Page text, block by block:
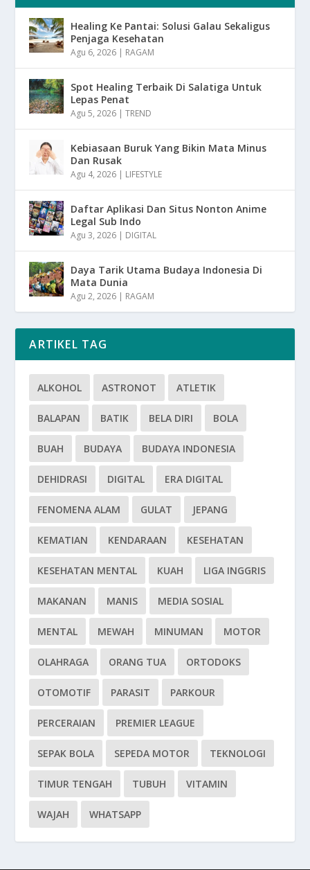
Healing Ke Pantai: Solusi Galau Sekaligus
Penjaga Kesehatan
Agu 6, 2026 | RAGAM
Spot Healing Terbaik Di Salatiga Untuk
Lepas Penat
Agu 5, 2026 |TREND
Kebiasaan Buruk Yang Bikin Mata Minus
Dan Rusak
Agu 4, 2026 | LIFESTYLE
Daftar Aplikasi Dan Situs Nonton Anime
Legal Sub Indo
Agu 3, 2026 | DIGITAL
Daya Tarik Utama Budaya Indonesia Di
Mata Dunia
Agu 2, 2026 | RAGAM
ARTIKEL TAG
ALKOHOL ASTRONOT ATLETIK
BALAPAN BATIK BELA DIRI BOLA
BUAH BUDAYA BUDAYA INDONESIA
DEHIDRASI DIGITAL ERA DIGITAL
FENOMENA ALAM GULAT JEPANG
KEMATIAN KENDARAAN KESEHATAN
KESEHATAN MENTAL KUAH LIGA INGGRIS
MAKANAN MANIS MEDIA SOSIAL
MENTAL MEWAH MINUMAN MOTOR
OLAHRAGA ORANG TUA ORTODOKS
OTOMOTIF PARASIT PARKOUR
PERCERAIAN PREMIER LEAGUE
SEPAK BOLA SEPEDA MOTOR TEKNOLOGI
TIMUR TENGAH TUBUH VITAMIN
WAJAH WHATSAPP